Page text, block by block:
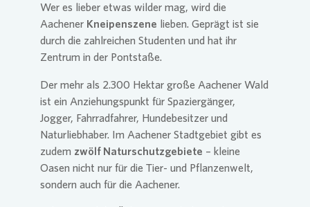
Wer es lieber etwas wilder mag, wird die
Aachener Kneipenszene lieben. Geprägt ist sie
durch die zahlreichen Studenten und hat ihr
Zentrum in der Pontstaße.
Der mehr als 2.300 Hektar große Aachener Wald
ist ein Anziehungspunkt für Spaziergänger,
Jogger, Fahrradfahrer, Hundebesitzer und
Naturliebhaber. Im Aachener Stadtgebiet gibt es
zudem zwölf Naturschutzgebiete – kleine
Oasen nicht nur für die Tier- und Pflanzenwelt,
sondern auch für die Aachener.